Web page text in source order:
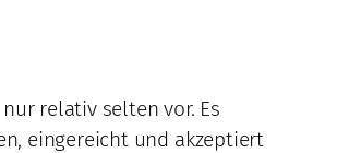
relativ selten vor. Es
eingereicht und akzeptiert